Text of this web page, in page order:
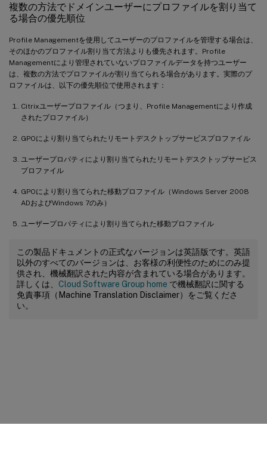
複数の方法でドメインユーザーにプロファイルを割り当て
る場合の優先順位
Profile Managementを使用してユーザーのプロファイルを管理する場合は、
そのほかのプロファイル割り当て方法よりも優先されます。Profile
Managementにより管理されていないプロファイルデータを持つユーザー
は、複数の方法でプロファイルが割り当てられる場合があります。実際のプ
ロファイルは、以下の優先順位で使用されます：
Citrixユーザープロファイル（つまり、Profile Managementにより作成
されたプロファイル）
GPOにより割り当てられたリモートデスクトップサービスプロファイル
ユーザープロパティにより割り当てられたリモートデスクトップサービス
プロファイル
GPOにより割り当てられた移動プロファイル（Windows Server 2008
ADおよびWindows 7のみ）
ユーザープロパティにより割り当てられた移動プロファイル
この製品ドキュメントの正式なバージョンは英語版です。英語
以外のすべてのバージョンは、お客様の利便性のためにのみ提
供され、機械翻訳された内容が含まれている場合があります。
詳しくは、 Cloud Software Group home で機械翻訳に関する
免責事項（Machine Translation Disclaimer）をご覧くださ
い。